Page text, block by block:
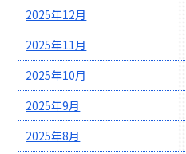
2025年12月
2025年11月
2025年10月
2025年9月
2025年8月